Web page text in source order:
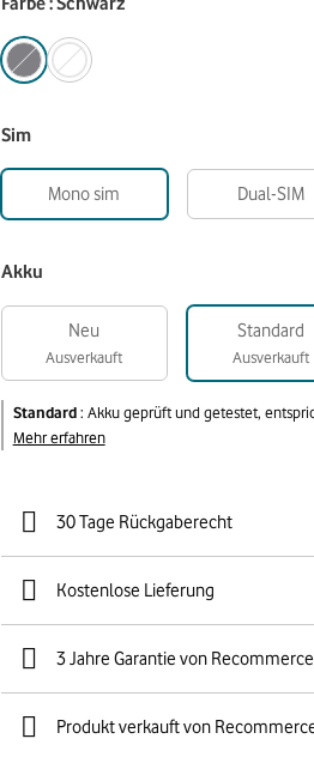
Sim
Mono sim Dual-SIM
Akku
Neu
Ausverkauft
Standard
Ausverkauft
Standard: Akku geprüft und getestet,
Mehr erfahren
30 Tage Rückgaberecht
Kostenlose Lieferung
3 Jahre Garantie von Recommerce
Produkt verkauft von